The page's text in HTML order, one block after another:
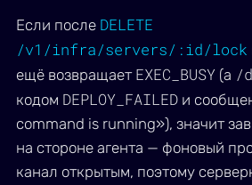
Если после DELETE
/v1/infra/servers/:id/lock
ещё возвращает EXEC_BUSY (а /
кодом DEPLOY_FAILED и
command is running»), значит
на стороне агента — фоновый
канал открытым, поэтому